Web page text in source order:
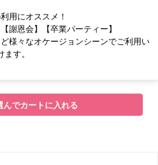
用にオススメ！
謝恩会】【卒業パーティー】
様々なオケージョンシーンでご利用い
す。
でカートに入れる